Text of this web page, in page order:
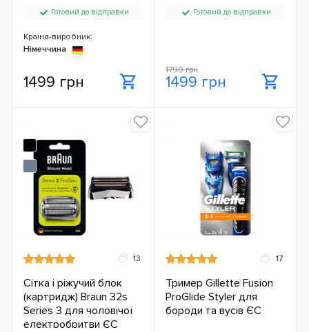
Готовий до відправки
Країна-виробник:
Німеччина
1499 грн
Готовий до відправки
1799 грн
1499 грн
13
Сітка і ріжучий блок
(картридж) Braun 32s
Series 3 для чоловічої
електробритви ЄС
17
Тример Gillette Fusion
ProGlide Styler для
бороди та вусів ЄС